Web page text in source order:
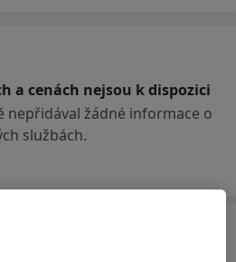
a cenách nejsou k dispozici
nepřidával žádné informace o
službách.